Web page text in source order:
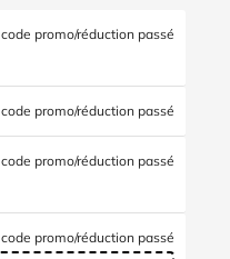
code promo/réduction passé
code promo/réduction passé
code promo/réduction passé
code promo/réduction passé